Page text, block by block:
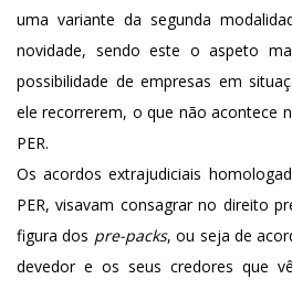
uma variante da segunda
novidade, sendo este o aspeto
possibilidade de empresas em
ele recorrerem, o que não acontece
PER.
Os acordos extrajudiciais
PER, visavam consagrar no direito
figura dos pre-packs, ou seja de
devedor e os seus credores que